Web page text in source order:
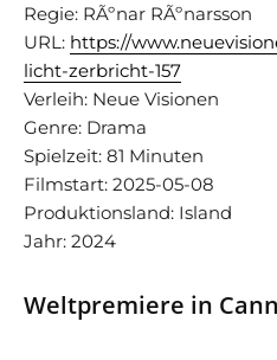
Regie: RÃºnar RÃºnarsson
URL: https://
licht-zerbricht-157
Verleih: Neue Visionen
Genre: Drama
Spielzeit: 81 Minuten
Filmstart: 2025-05-08
Produktionsland: Island
Jahr: 2024
Weltpremiere in